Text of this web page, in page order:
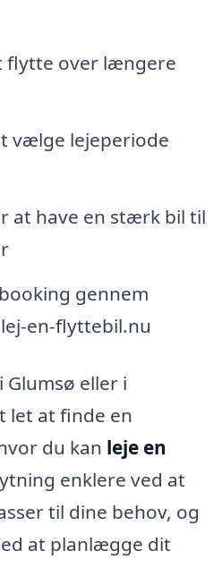
flytte over længere
vælge lejeperiode
at have en stærk bil til
gennem
en-flyttebil.nu
eller i
let at finde en
du kan leje en
enklere ved at
til dine behov, og
at planlægge dit